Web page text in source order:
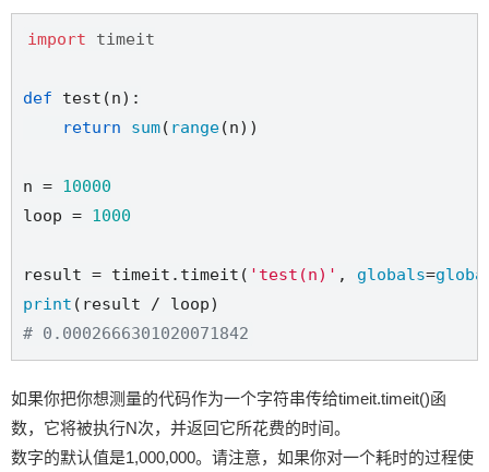
import timeit
def test (n):
return
sum( range(n))
n = 10000
loop = 1000
result = timeit.timeit( 'test(n)' , globals=
print
# 0.0002666301020071842
如果你把你想测量的代码作为一个字符串传给timeit.timeit()函
数，它将被执行N次，并返回它所花费的时间。
数字的默认值是1,000,000。请注意，如果你对一个耗时的过程使